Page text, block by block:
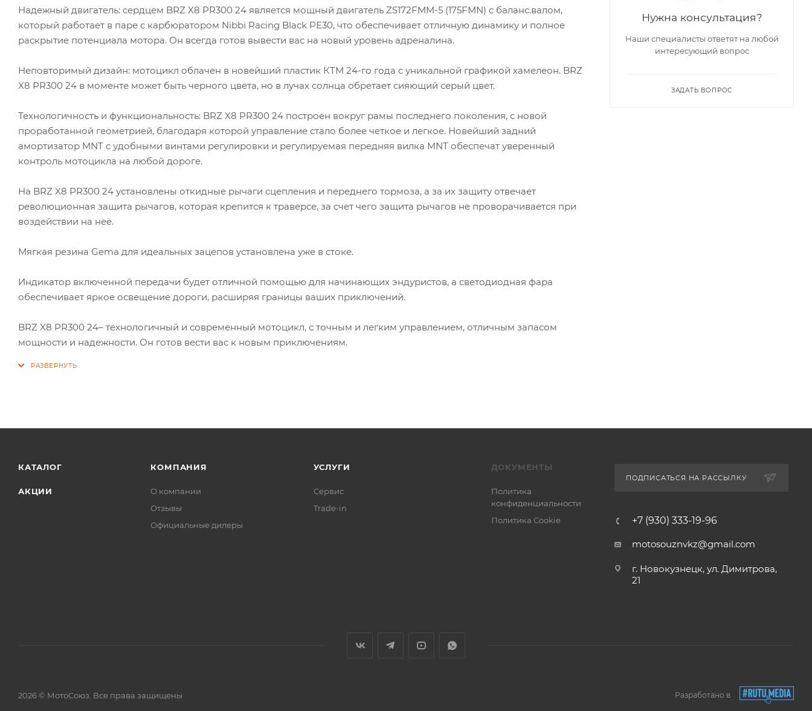
Надежный двигатель: сердцем BRZ X8 PR300 24 является мощный двигатель ZS172FMM-5 (175FMN) с баланс.валом,
который работает в паре с карбюратором Nibbi Racing Black PE30, что обеспечивает отличную динамику и полное
раскрытие потенциала мотора. Он всегда готов вывести вас на новый уровень адреналина.
Неповторимый дизайн: мотоцикл облачен в новейший пластик КТМ 24-го года с уникальной графикой хамелеон. BRZ
X8 PR300 24 в моменте может быть черного цвета, но в лучах солнца обретает сияющий серый цвет.
Технологичность и функциональность: BRZ X8 PR300 24 построен вокруг рамы последнего поколения, с новой
проработанной геометрией, благодаря которой управление стало более четкое и легкое. Новейший задний
амортизатор MNT с удобными винтами регулировки и регулируемая передняя вилка MNT обеспечат уверенный
контроль мотоцикла на любой дороге.
На BRZ X8 PR300 24 установлены откидные рычаги сцепления и переднего тормоза, а за их защиту отвечает
революционная защита рычагов, которая крепится к траверсе, за счет чего защита рычагов не проворачивается при
воздействии на неё.
Мягкая резина Gema для идеальных зацепов установлена уже в стоке.
Индикатор включенной передачи будет отличной помощью для начинающих эндуристов, а светодиодная фара
обеспечивает яркое освещение дороги, расширяя границы ваших приключений.
BRZ X8 PR300 24– технологичный и современный мотоцикл, с точным и легким управлением, отличным запасом
мощности и надежности. Он готов вести вас к новым приключениям.
Нужна консультация?
Наши специалисты ответят на любой
интересующий вопрос
ЗАДАТЬ ВОПРОС
КАТАЛОГ
АКЦИИ
КОМПАНИЯ
О компании
Отзывы
Официальные дилеры
УСЛУГИ
Сервис
Trade-in
ДОКУМЕНТЫ
Политика
конфиденциальности
Политика Cookie
ПОДПИСАТЬСЯ НА РАССЫЛКУ
+7 (930) 333-19-96
motosouznvkz@gmail.com
г. Новокузнецк, ул. Димитрова,
21
2026 © МотоСоюз. Все права защищены Разработано в